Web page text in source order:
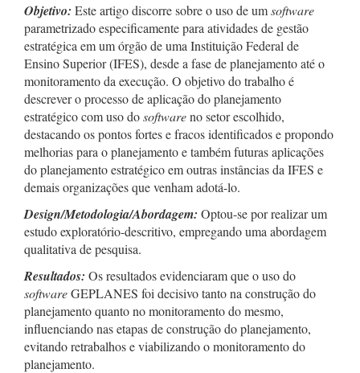
Objetivo: Este artigo discorre sobre o uso de umsoftware
parametrizado especificamente para atividades de gestão
estratégica em um órgão de uma Instituição Federal de
Ensino Superior (IFES), desde a fase de planejamento até o
monitoramento da execução. O objetivo do trabalho é
descrever o processo de aplicação do planejamento
estratégico com uso dosoftwareno setor escolhido,
destacando os pontos fortes e fracos identificados e propondo
melhorias para o planejamento e também futuras aplicações
do planejamento estratégico em outras instâncias da IFES e
demais organizações que venham adotá-lo.
Design/Metodologia/Abordagem: Optou-se por realizar um
estudo exploratório-descritivo, empregando uma abordagem
qualitativa de pesquisa.
Resultados: Os resultados evidenciaram que o uso do
softwareGEPLANES foi decisivo tanto na construção do
planejamento quanto no monitoramento do mesmo,
influenciando nas etapas de construção do planejamento,
evitando retrabalhos e viabilizando o monitoramento do
planejamento.